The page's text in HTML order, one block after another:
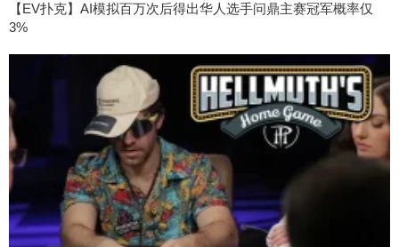
【EV扑克】AI模拟百万次后得出华人选手问鼎主赛冠军概率仅
3%